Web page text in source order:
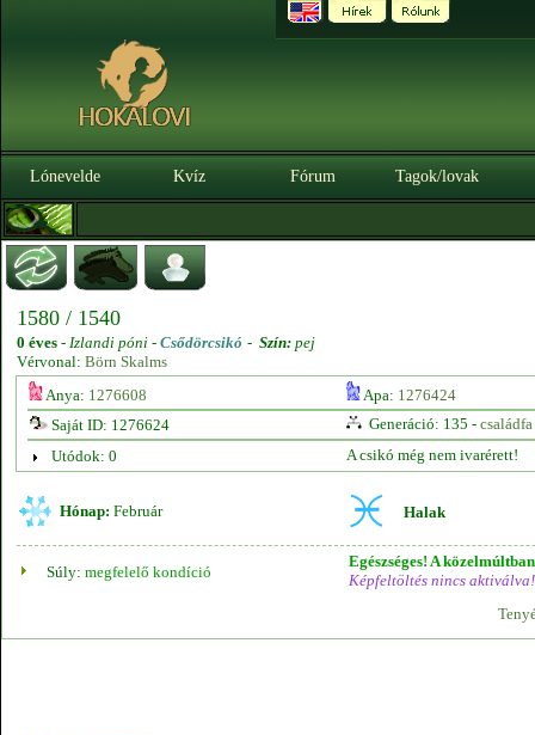
Lónevelde Kvíz Fórum Tagok/lovak
1580 / 1540
0 éves - Izlandi póni - Csődörcsikó - Szín: pej
Vérvonal: Börn Skalms
Anya: 1276608 Apa: 1276424
Saját ID: 1276624
Generáció: 135 - családfa
Utódok: 0
A csikó még nem ivarérett!
Hónap: Február Halak
Súly: megfelelő kondíció
Egészséges! A
Képfeltöltés nincs aktiválva!